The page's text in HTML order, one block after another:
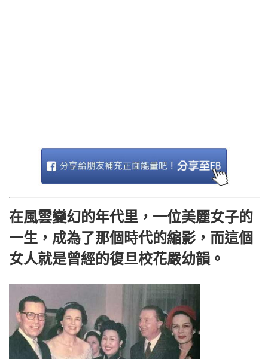
在風雲變幻的年代里，一位美麗女子的
一生，成為了那個時代的縮影，而這個
女人就是曾經的復旦校花嚴幼韻。